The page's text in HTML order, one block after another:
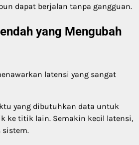
dapat berjalan tanpa gangguan.
yang Mengubah
latensi yang sangat
yang dibutuhkan data untuk
ke titik lain. Semakin kecil latensi,
sistem.